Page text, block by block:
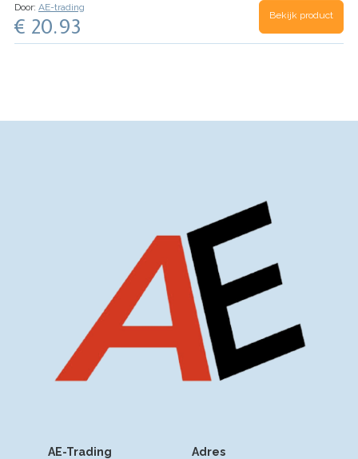
Kickstartdeksel OEM. Deze hoogwaardige
Door: AE-trading
€ 20.93 Bekijk product
Adres
AE-Trading